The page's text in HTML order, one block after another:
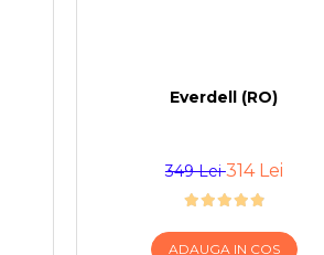
Everdell (RO)
349 Lei314 Lei
ADAUGA IN COS